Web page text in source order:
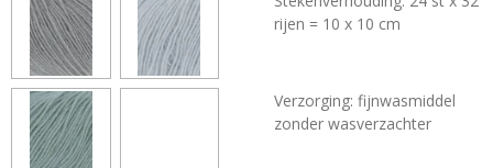
rijen = 10 x 10 cm
Verzorging: fijnwasmiddel
zonder wasverzachter